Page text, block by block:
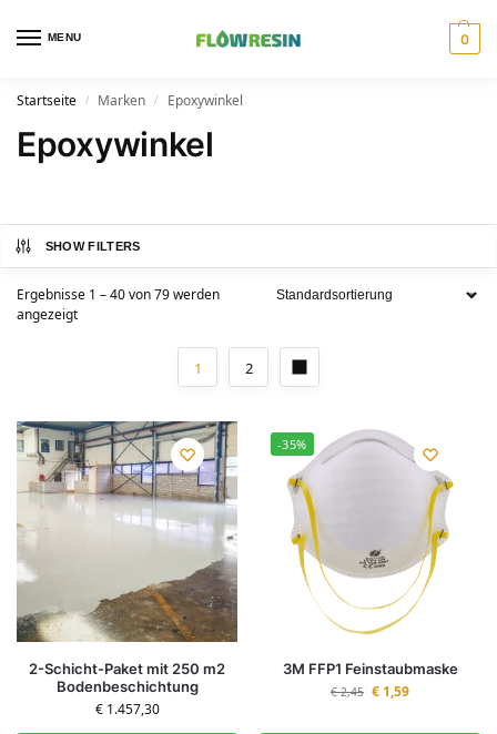
MENU 0
Startseite / Marken / Epoxywinkel
Epoxywinkel
SHOW FILTERS
Ergebnisse 1 – 40 von 79 werden
angezeigt
1 2
2-Schicht-Paket mit 250 m2
Bodenbeschichtung
€1.457,30
-35%
3M FFP1 Feinstaubmaske
€2,45 € 1,59